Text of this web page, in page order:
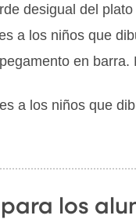
desigual del
a los niños que
en
a los niños que
los